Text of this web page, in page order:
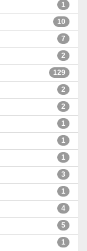
1
10
7
2
129
2
2
1
1
1
3
1
4
5
1